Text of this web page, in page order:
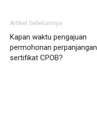
Artikel Sebelumnya
Kapan waktu pengajuan
permohonan perpanjangan
sertifikat CPOB?